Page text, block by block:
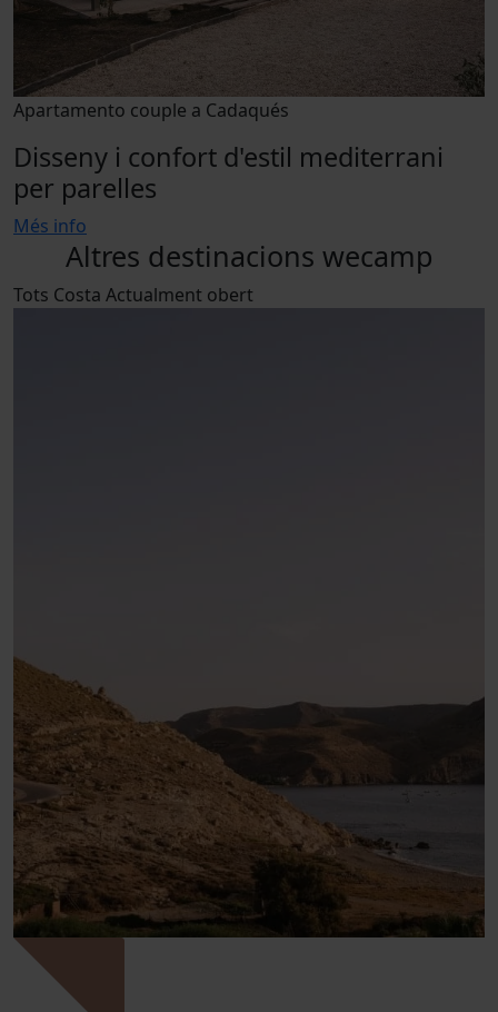
Apartamento couple a Cadaqués
Disseny i confort d'estil mediterrani
per parelles
Més info
Altres destinacions wecamp
Tots Costa Actualment obert